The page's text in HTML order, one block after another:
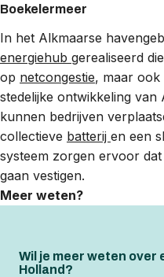
Boekelermeer
In het Alkmaarse
energiehub gerealiseerd
op netcongestie, maar ook
stedelijke ontwikkeling van
kunnen bedrijven
collectieve batterij en een
systeem zorgen ervoor
gaan vestigen.
Meer weten?
Wil je meer weten over
Holland?